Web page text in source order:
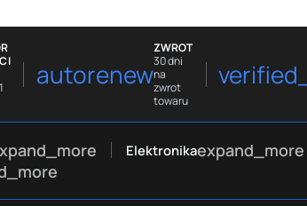
autorenew
ZWROT
30 dni
na
zwrot
towaru
Elektronikaexpand_more